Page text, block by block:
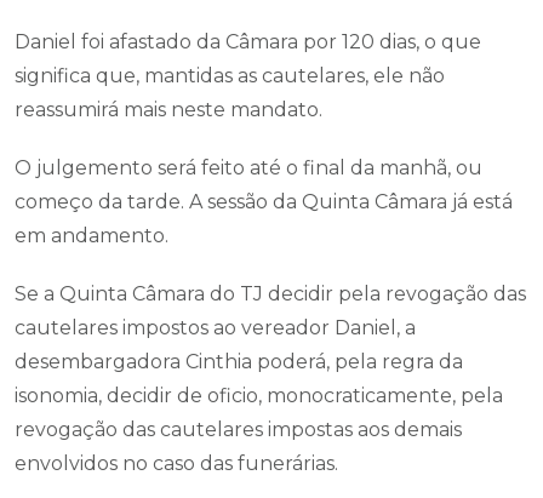
Daniel foi afastado da Câmara por 120 dias, o que
significa que, mantidas as cautelares, ele não
reassumirá mais neste mandato.
O julgemento será feito até o final da manhã, ou
começo da tarde. A sessão da Quinta Câmara já está
em andamento.
Se a Quinta Câmara do TJ decidir pela revogação das
cautelares impostos ao vereador Daniel, a
desembargadora Cinthia poderá, pela regra da
isonomia, decidir de oficio, monocraticamente, pela
revogação das cautelares impostas aos demais
envolvidos no caso das funerárias.